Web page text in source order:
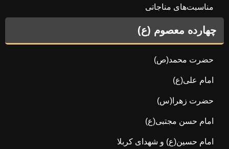
مناسبت‌های مناجاتی
چهارده معصوم (ع)
حضرت محمد(ص)
امام علی(ع)
حضرت زهرا(س)
امام حسن مجتبی(ع)
امام حسین(ع) و شهدای کربلا